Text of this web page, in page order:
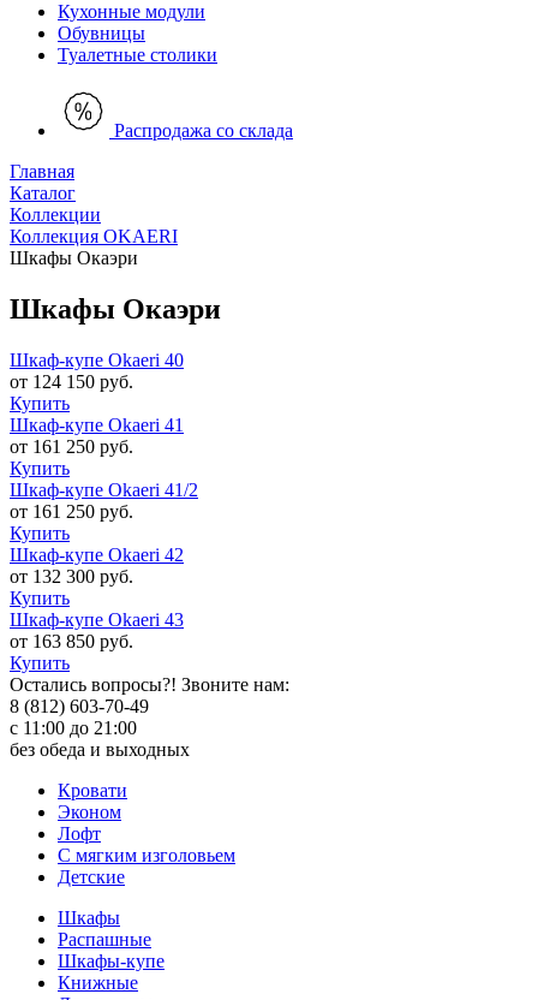
Кухонные модули
Обувницы
Туалетные столики
Распродажа со склада
Главная
Каталог
Коллекции
Коллекция OKAERI
Шкафы Окаэри
Шкафы Окаэри
Шкаф-купе Okaeri 40
от 124 150 руб.
Купить
Шкаф-купе Okaeri 41
от 161 250 руб.
Купить
Шкаф-купе Okaeri 41/2
от 161 250 руб.
Купить
Шкаф-купе Okaeri 42
от 132 300 руб.
Купить
Шкаф-купе Okaeri 43
от 163 850 руб.
Купить
Остались вопросы?! Звоните нам:
8 (812) 603-70-49
с 11:00 до 21:00
без обеда и выходных
Кровати
Эконом
Лофт
С мягким изголовьем
Детские
Шкафы
Распашные
Шкафы-купе
Книжные